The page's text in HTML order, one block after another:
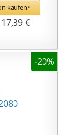
kaufen*
17,39 €
-20%